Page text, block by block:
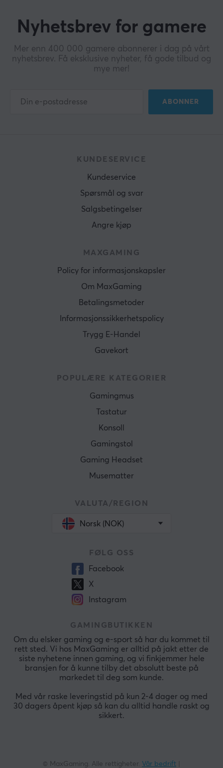
Nyhetsbrev for gamere
Mer enn 400 000 gamere abonnerer i dag på vårt
nyhetsbrev. Få eksklusive nyheter, få gode tilbud og
mye mer!
ABONNER
KUNDESERVICE
Kundeservice
Spørsmål og svar
Salgsbetingelser
Angre kjøp
MAXGAMING
Policy for informasjonskapsler
Om MaxGaming
Betalingsmetoder
Informasjonssikkerhetspolicy
Trygg E-Handel
Gavekort
POPULÆRE KATEGORIER
Gamingmus
Tastatur
Konsoll
Gamingstol
Gaming Headset
Musematter
VALUTA/REGION
Norsk (NOK)
FØLG OSS
Facebook
X
Instagram
GAMINGBUTIKKEN
Om du elsker gaming og e-sport så har du kommet til
rett sted. Vi hos MaxGaming er alltid på jakt etter de
siste nyhetene innen gaming, og vi finkjemmer hele
bransjen for å kunne tilby det absolutt beste på
markedet til deg som kunde.
Med vår raske leveringstid på kun 2-4 dager og med
30 dagers åpent kjøp så kan du alltid handle raskt og
sikkert.
© MaxGaming. Alle rettigheter. Vår bedrift